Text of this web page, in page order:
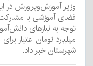
وزیر آموزش‌وپرورش در
فضای آموزشی با
توجه به نیازهای
میلیارد تومان اعتبار
شهرستان خبر داد.